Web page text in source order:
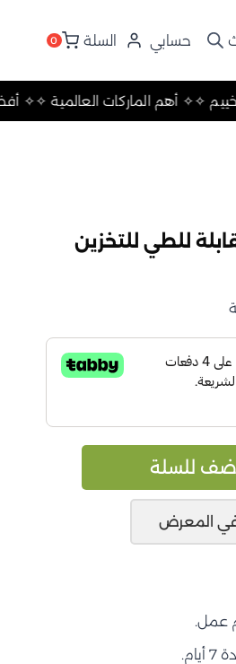
حسابي السلة 0
✧ أهموالرحلات والتخييم ✧
للسلة
المعرض